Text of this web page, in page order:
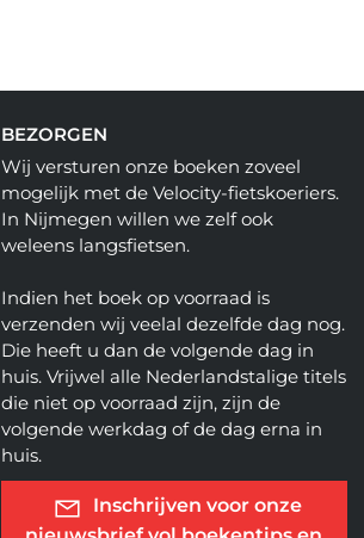
BEZORGEN
Wij versturen onze boeken zoveel
mogelijk met de Velocity-fietskoeriers.
In Nijmegen willen we zelf ook
weleens langsfietsen.
Indien het boek op voorraad is
verzenden wij veelal dezelfde dag nog.
Die heeft u dan de volgende dag in
huis. Vrijwel alle Nederlandstalige titels
die niet op voorraad zijn, zijn de
volgende werkdag of de dag erna in
huis.
Inschrijven voor onze